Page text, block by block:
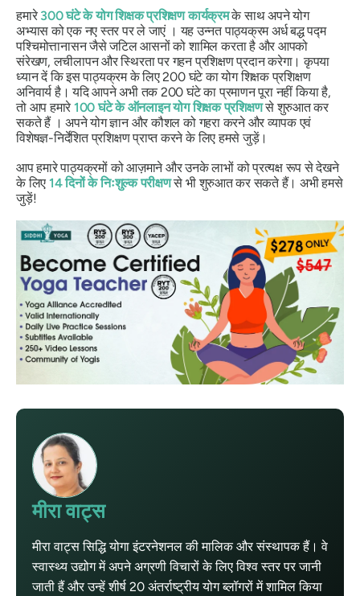
हमारे 300 घंटे के योग शिक्षक प्रशिक्षण कार्यक्रमके साथ अपने योग
अभ्यास को एक नए स्तर पर ले जाएं । यह उन्नत पाठ्यक्रम अर्ध बद्ध पद्म
पश्चिमोत्तानासन जैसे जटिल आसनों को शामिल करता है और आपको
संरेखण, लचीलापन और स्थिरता पर गहन प्रशिक्षण प्रदान करेगा। कृपया
ध्यान दें कि इस पाठ्यक्रम के लिए 200 घंटे का योग शिक्षक प्रशिक्षण
अनिवार्य है। यदि आपने अभी तक 200 घंटे का प्रमाणन पूरा नहीं किया है,
तो आप हमारे 100 घंटे के ऑनलाइन योग शिक्षक प्रशिक्षणसे शुरुआत कर
सकते हैं । अपने योग ज्ञान और कौशल को गहरा करने और व्यापक एवं
विशेषज्ञ-निर्देशित प्रशिक्षण प्राप्त करने के लिए हमसे जुड़ें।
आप हमारे पाठ्यक्रमों को आज़माने और उनके लाभों को प्रत्यक्ष रूप से देखने
के लिए 14 दिनों के निःशुल्क परीक्षणसे भी शुरुआत कर सकते हैं। अभी हमसे
जुड़ें!
मीरा वाट्स
मीरा वाट्स सिद्धि योगा इंटरनेशनल की मालिक और संस्थापक हैं। वे
स्वास्थ्य उद्योग में अपने अग्रणी विचारों के लिए विश्व स्तर पर जानी
जाती हैं और उन्हें शीर्ष 20 अंतर्राष्ट्रीय योग ब्लॉगरों में शामिल किया